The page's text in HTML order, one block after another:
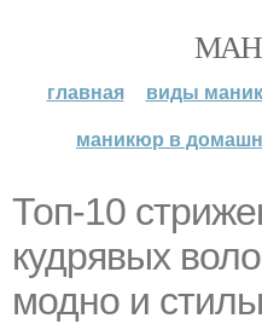
главная виды
маникюр в
Топ-10
кудрявых
модно и